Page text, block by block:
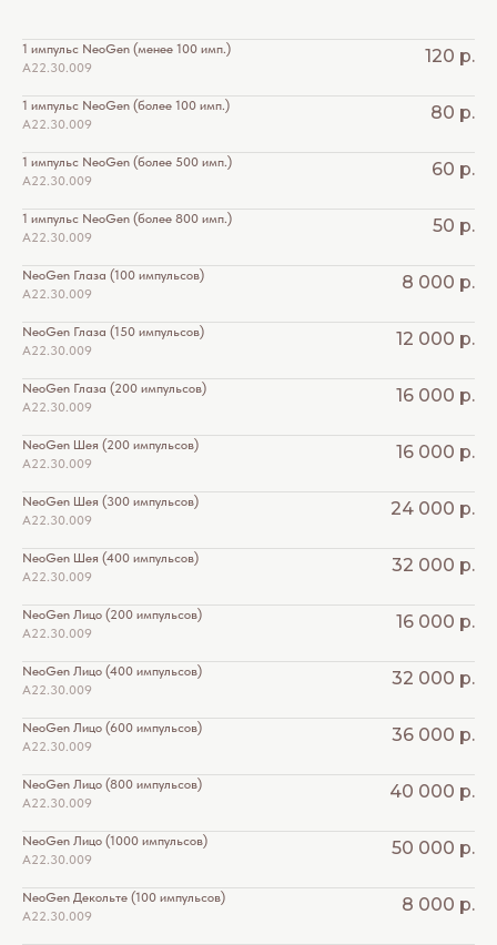
1 импульс NeoGen (менее 100 имп.)
А22.30.009 *5200
120 р.
1 импульс NeoGen (более 100 имп.)
А22.30.009 *5201
80 р.
1 импульс NeoGen (более 500 имп.)
А22.30.009 *5202
60 р.
1 импульс NeoGen (более 800 имп.)
А22.30.009 *5203
50 р.
NeoGen Глаза (100 импульсов)
А22.30.009 *5204
8 000 р.
NeoGen Глаза (150 импульсов)
А22.30.009 *5205
12 000 р.
NeoGen Глаза (200 импульсов)
А22.30.009 *5206
16 000 р.
NeoGen Шея (200 импульсов)
А22.30.009 *5207
16 000 р.
NeoGen Шея (300 импульсов)
А22.30.009 *5208
24 000 р.
NeoGen Шея (400 импульсов)
А22.30.009 *5209
32 000 р.
NeoGen Лицо (200 импульсов)
А22.30.009 *5210
16 000 р.
NeoGen Лицо (400 импульсов)
А22.30.009 *5211
32 000 р.
NeoGen Лицо (600 импульсов)
А22.30.009 *5212
36 000 р.
NeoGen Лицо (800 импульсов)
А22.30.009 *5213
40 000 р.
NeoGen Лицо (1000 импульсов)
А22.30.009 *5214
50 000 р.
NeoGen Декольте (100 импульсов)
А22.30.009 *5215
8 000 р.